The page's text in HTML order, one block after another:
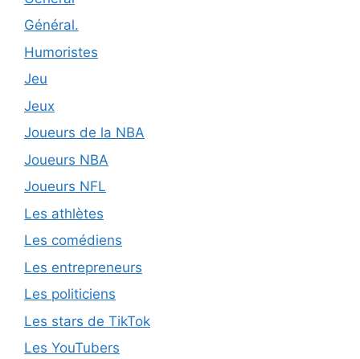
Général.
Humoristes
Jeu
Jeux
Joueurs de la NBA
Joueurs NBA
Joueurs NFL
Les athlètes
Les comédiens
Les entrepreneurs
Les politiciens
Les stars de TikTok
Les YouTubers